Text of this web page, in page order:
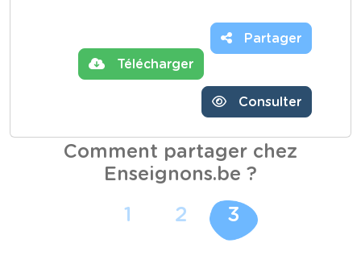
Télécharger
Partager
Consulter
Comment partager chez
Enseignons.be ?
1 2 3